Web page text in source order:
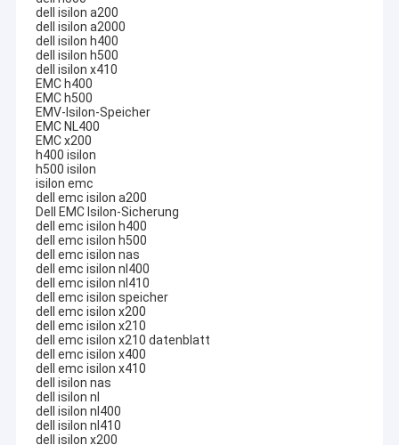
dell isilon a200
dell isilon a2000
dell isilon h400
dell isilon h500
dell isilon x410
EMC h400
EMC h500
EMV-Isilon-Speicher
EMC NL400
EMC x200
h400 isilon
h500 isilon
isilon emc
dell emc isilon a200
Dell EMC Isilon-Sicherung
dell emc isilon h400
dell emc isilon h500
dell emc isilon nas
dell emc isilon nl400
dell emc isilon nl410
dell emc isilon speicher
dell emc isilon x200
dell emc isilon x210
dell emc isilon x210 datenblatt
dell emc isilon x400
dell emc isilon x410
dell isilon nas
dell isilon nl
dell isilon nl400
dell isilon nl410
dell isilon x200